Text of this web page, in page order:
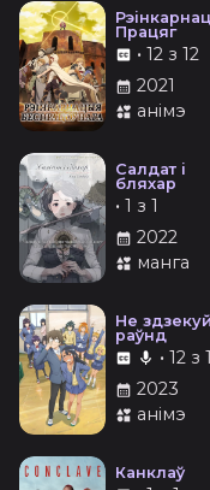
Працяг
• 12 з 12
2021
анімэ
Салдат і
бляхар
• 1 з 1
2022
манга
Не
раўнд
• 12 з
2023
анімэ
Канклаў